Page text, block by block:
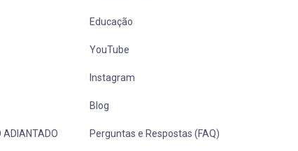
ADIANTADO
Educação
YouTube
Instagram
Blog
Perguntas e Respostas (FAQ)